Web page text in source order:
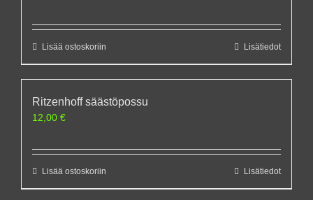
Lisää ostoskoriin Lisätiedot
Ritzenhoff säästöpossu
12,00 €
Lisää ostoskoriin Lisätiedot